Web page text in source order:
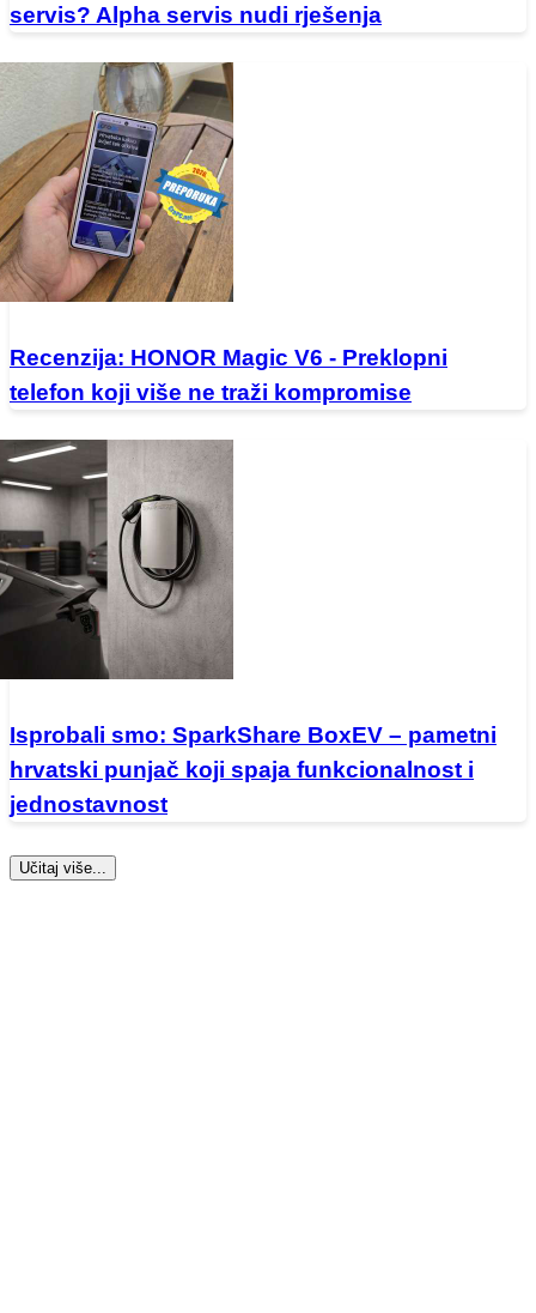
servis? Alpha servis nudi rješenja
Recenzija: HONOR Magic V6 - Preklopni
telefon koji više ne traži kompromise
Isprobali smo: SparkShare BoxEV – pametni
hrvatski punjač koji spaja funkcionalnost i
jednostavnost
Učitaj više...